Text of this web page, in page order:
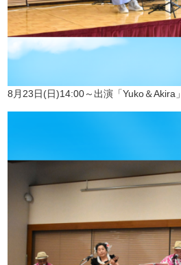
8月23日(日)14:00～出演「Yuko＆Akira」